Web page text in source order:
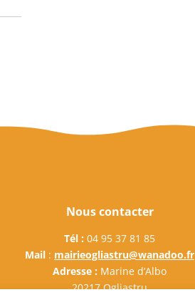
Nous contacter
Tél : 04 95 37 81 85
Mail : mairieogliastru@wanadoo.fr
Adresse : Marine d’Albo
20217 Ogliastru